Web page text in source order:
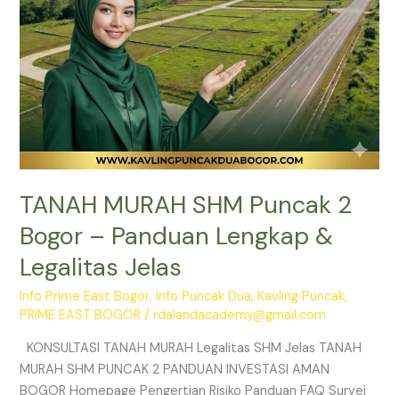
TANAH MURAH SHM Puncak 2
Bogor – Panduan Lengkap &
Legalitas Jelas
Info Prime East Bogor,Info Puncak Dua,Kavling Puncak,
PRIME EAST BOGOR /rdalandacademy@gmail.com
KONSULTASI TANAH MURAH Legalitas SHM Jelas TANAH
MURAH SHM PUNCAK 2 PANDUAN INVESTASI AMAN
BOGOR Homepage Pengertian Risiko Panduan FAQ Survei
&
Legalitas
Jelas